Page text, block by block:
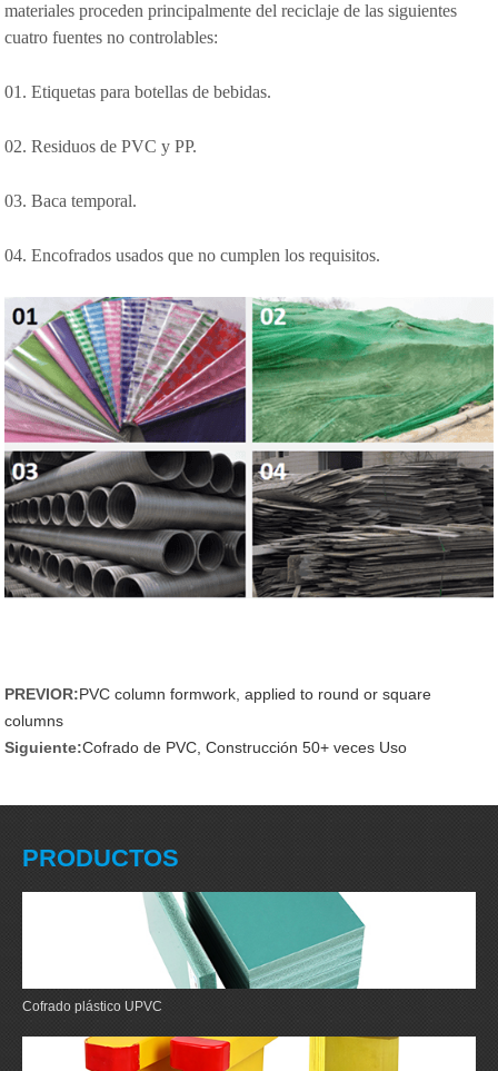
materiales proceden principalmente del reciclaje de las siguientes
cuatro fuentes no controlables:
01. Etiquetas para botellas de bebidas.
02. Residuos de PVC y PP.
03. Baca temporal.
04. Encofrados usados que no cumplen los requisitos.
PREVIOR:PVC column formwork, applied to round or square
columns
Siguiente:Cofrado de PVC, Construcción 50+ veces Uso
PRODUCTOS
Cofrado plástico UPVC